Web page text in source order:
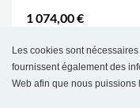
1 074,00 €
Les cookies sont
fournissent également des
Web afin que nous puissions